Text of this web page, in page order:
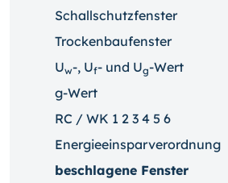
Schallschutzfenster
Trockenbaufenster
Uw-, Uf- und Ug-Wert
g-Wert
RC / WK 1 2 3 4 5 6
Energieeinsparverordnung
beschlagene Fenster